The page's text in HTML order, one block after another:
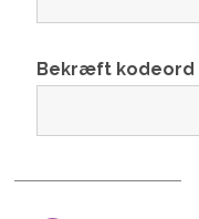
Bekræft kodeord